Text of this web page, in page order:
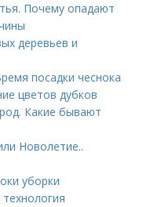
Почему опадают
деревьев и
посадки чеснока
цветов дубков
Какие бывают
Новолетие..
уборки